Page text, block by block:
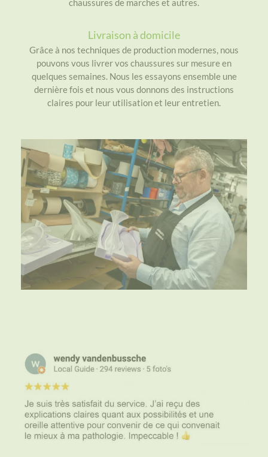
chaussures de marches et autres.
Livraison à domicile
Grâce à nos techniques de production modernes, nous
pouvons vous livrer vos chaussures sur mesure en
quelques semaines. Nous les essayons ensemble une
dernière fois et nous vous donnons des instructions
claires pour leur utilisation et leur entretien.